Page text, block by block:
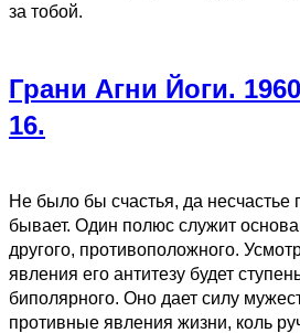
за тобой.
Грани Агни Йоги.
16.
Не было бы счастья, да несчастье
бывает. Один полюс служит
другого, противоположного.
явления его антитезу будет
биполярного. Оно дает силу
противные явления жизни, коль